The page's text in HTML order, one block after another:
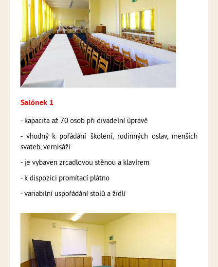
Salónek 1
- kapacita až 70 osob při divadelní úpravě
- vhodný k pořádání školení, rodinných oslav, menších
svateb, vernisáží
- je vybaven zrcadlovou stěnou a klavírem
- k dispozici promítací plátno
- variabilní uspořádání stolů a židlí